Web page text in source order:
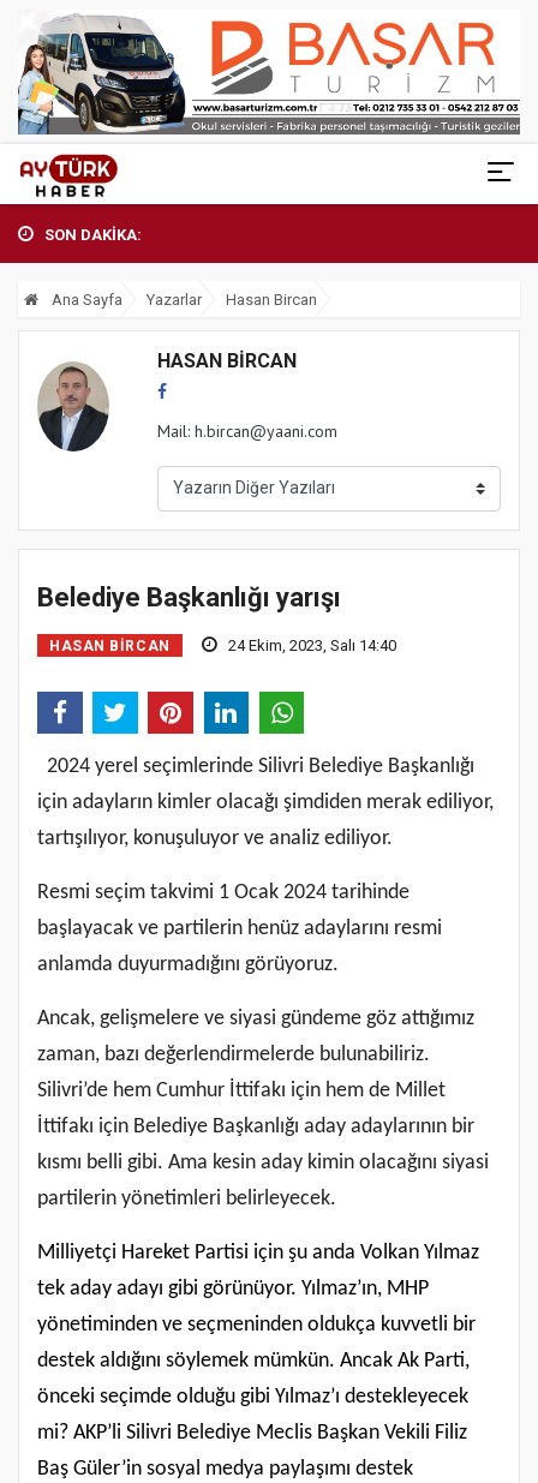
SON DAKİKA:
Ana Sayfa Yazarlar Hasan Bircan
HASAN BIRCAN
Mail: h.bircan@yaani.com
Belediye Başkanlığı yarışı
HASAN BIRCAN 24 Ekim, 2023, Salı 14:40
2024 yerel seçimlerinde Silivri Belediye Başkanlığı
için adayların kimler olacağı şimdiden merak ediliyor,
tartışılıyor, konuşuluyor ve analiz ediliyor.
Resmi seçim takvimi 1 Ocak 2024 tarihinde
başlayacak ve partilerin henüz adaylarını resmi
anlamda duyurmadığını görüyoruz.
Ancak, gelişmelere ve siyasi gündeme göz attığımız
zaman, bazı değerlendirmelerde bulunabiliriz.
Silivri’de hem Cumhur İttifakı için hem de Millet
İttifakı için Belediye Başkanlığı aday adaylarının bir
kısmı belli gibi. Ama kesin aday kimin olacağını siyasi
partilerin yönetimleri belirleyecek.
Milliyetçi Hareket Partisi için şu anda Volkan Yılmaz
tek aday adayı gibi görünüyor. Yılmaz’ın, MHP
yönetiminden ve seçmeninden oldukça kuvvetli bir
destek aldığını söylemek mümkün. Ancak Ak Parti,
önceki seçimde olduğu gibi Yılmaz’ı destekleyecek
mi? AKP’li Silivri Belediye Meclis Başkan Vekili Filiz
Baş Güler’in sosyal medya paylaşımı destek